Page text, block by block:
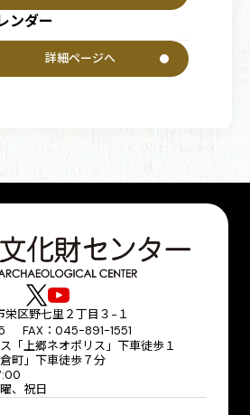
ンダー
詳細ページへ
区野七里２丁目３−１
FAX：045-891-1551
「上郷ネオポリス」下車徒歩１
町」下車徒歩７分
、祝日